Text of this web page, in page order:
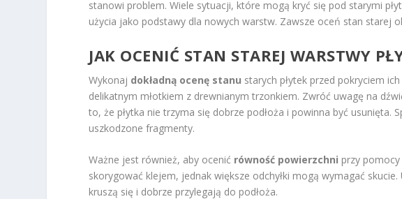
stanowi problem. Wiele sytuacji, które mogą kryć się pod starymi
użycia jako podstawy dla nowych warstw. Zawsze oceń stan starej
JAK OCENIĆ STAN STAREJ WARSTWY
Wykonaj dokładną ocenę stanu starych płytek przed pokryciem
delikatnym młotkiem z drewnianym trzonkiem. Zwróć uwagę na
to, że płytka nie trzyma się dobrze podłoża i powinna być usunięta.
uszkodzone fragmenty.
Ważne jest również, aby ocenić równość powierzchni przy
skorygować klejem, jednak większe odchyłki mogą wymagać
kruszą się i dobrze przylegają do podłoża.